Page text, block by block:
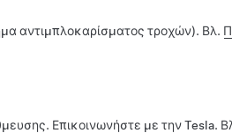
αντιμπλοκαρίσματος τροχών). Βλ.
Επικοινωνήστε με την Tesla.